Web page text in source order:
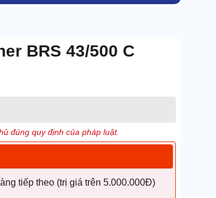
BRS 43/500 C
đúng quy định của pháp luật.
tiếp theo (trị giá trên 5.000.000Đ)